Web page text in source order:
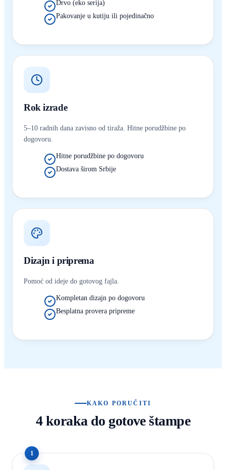
Drvo (eko serija)
Pakovanje u kutiju ili pojedinačno
Rok izrade
5–10 radnih dana zavisno od tiraža. Hitne porudžbine po
dogovoru.
Hitne porudžbine po dogovoru
Dostava širom Srbije
Dizajn i priprema
Pomoć od ideje do gotovog fajla.
Kompletan dizajn po dogovoru
Besplatna provera pripreme
KAKO PORUČITI
4 koraka do gotove štampe
1